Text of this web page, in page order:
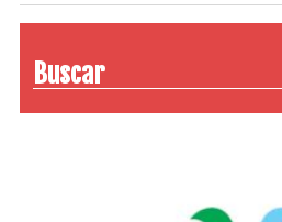
Buscar